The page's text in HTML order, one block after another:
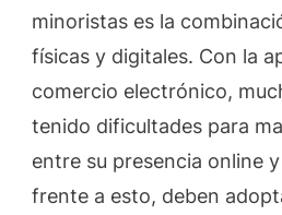
minoristas es la
físicas y digitales. Con la
comercio electrónico,
tenido dificultades para
entre su presencia online
frente a esto, deben